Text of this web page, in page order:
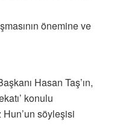
önemine ve
Hasan Taş’ın,
konulu
Hun’un söyleşisi